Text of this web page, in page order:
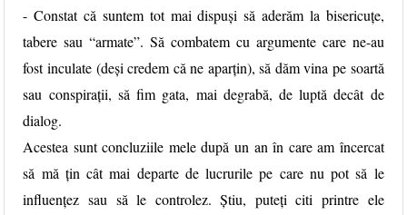
- Constat că suntem tot mai dispuși să aderăm la bisericuțe,
tabere sau “armate”. Să combatem cu argumente care ne-au
fost inculate (deși credem că ne aparțin), să dăm vina pe soartă
sau conspirații, să fim gata, mai degrabă, de luptă decât de
dialog.
Acestea sunt concluziile mele după un an în care am încercat
să mă țin cât mai departe de lucrurile pe care nu pot să le
influențez sau să le controlez. Știu, puteți citi printre ele